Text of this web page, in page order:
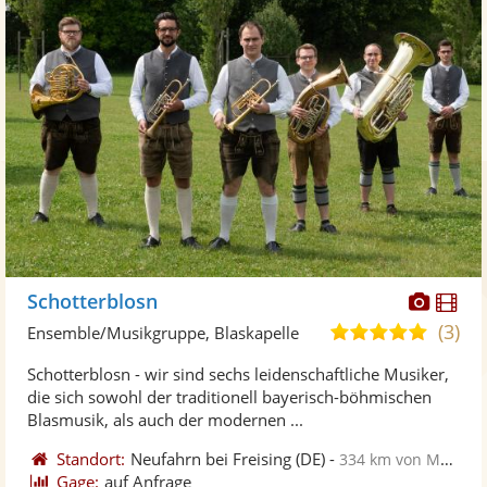
Fotos
Schotterblosn
5,0
5
(3)
Ensemble/Musikgruppe, Blaskapelle
Schotterblosn - wir sind sechs leidenschaftliche Musiker,
die sich sowohl der traditionell bayerisch-böhmischen
Blasmusik, als auch der modernen ...
Standort: Neufahrn bei Freising (DE) -334 km von Mühlhausen
Gage: auf Anfrage